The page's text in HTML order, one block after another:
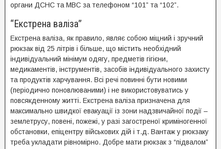
органи ДСНС та МВС за телефоном “101” та “102”.
“Екстрена валіза”
Екстрена валіза, як правило, являє собою міцний і зручний
рюкзак від 25 літрів і більше, що містить необхідний
індивідуальний мінімум одягу, предметів гігієни,
медикаментів, інструментів, засобів індивідуального захисту
та продуктів харчування. Всі речі повинні бути новими
(періодично поновлюваними) і не використовуватись у
повсякденному житті. Екстрена валіза призначена для
максимально швидкої евакуації із зони надзвичайної події –
землетрусу, повені, пожежі, у разі загостреної криміногенної
обстановки, епіцентру військових дій і т.д. Вантаж у рюкзаку
треба укладати рівномірно. Добре мати рюкзак з “підвалом”